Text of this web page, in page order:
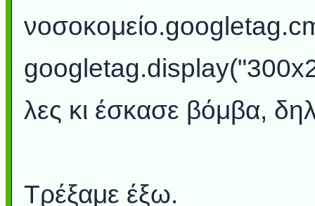
λες κι έσκασε βόμβα,
Τρέξαμε έξω.